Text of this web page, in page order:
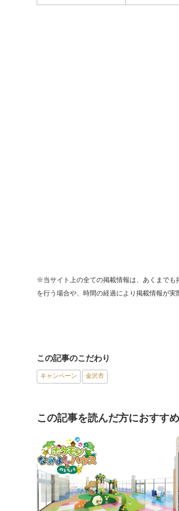
※当サイト上の全ての掲載情報は、あくまで
を行う場合や、時間の経過により掲載情報が実
この記事のこだわり
キャンペーン 金沢市
この記事を読んだ方におすすめ